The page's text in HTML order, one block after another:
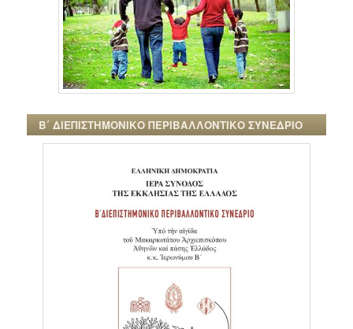
Β΄ ΔΙΕΠΙΣΤΗΜΟΝΙΚΟ ΠΕΡΙΒΑΛΛΟΝΤΙΚΟ ΣΥΝΕΔΡΙΟ